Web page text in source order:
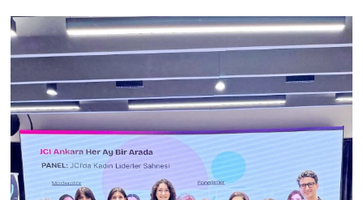
Vasıta
Yaşam